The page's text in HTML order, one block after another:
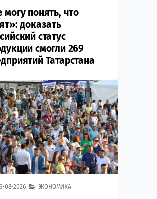
могу понять, что
доказать
статус
смогли 269
Татарстана
08-2026 ЭКОНОМИКА